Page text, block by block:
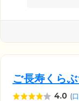
ご長寿くら
4.0 (